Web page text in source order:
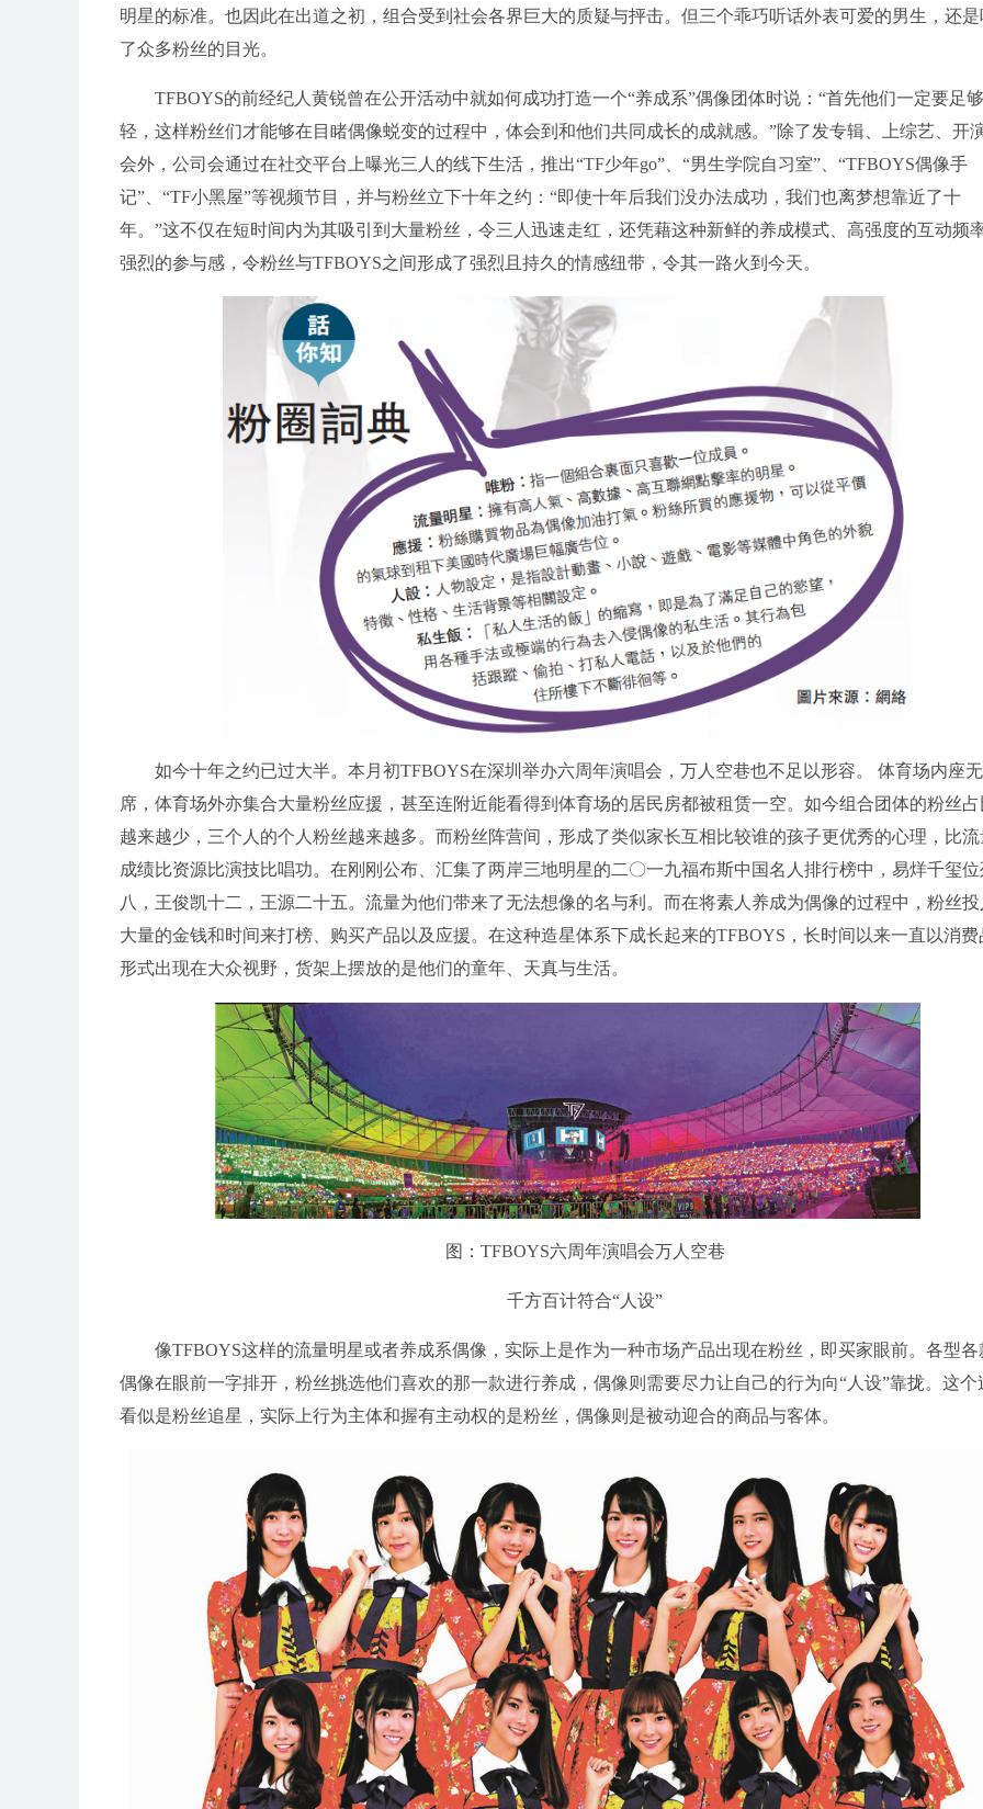
明星的标准。也因此在出道之初，组合受到社会各界巨大的质疑与抨击。但三个乖巧听话外表可爱的男生，还是
了众多粉丝的目光。
TFBOYS的前经纪人黄锐曾在公开活动中就如何成功打造一个“养成系”偶像团体时说：“首先他们一定要足
轻，这样粉丝们才能够在目睹偶像蜕变的过程中，体会到和他们共同成长的成就感。”除了发专辑、上综艺、开
会外，公司会通过在社交平台上曝光三人的线下生活，推出“TF少年go”、“男生学院自习室”、“TFBOYS偶像手
记”、“TF小黑屋”等视频节目，并与粉丝立下十年之约：“即使十年后我们没办法成功，我们也离梦想靠近了十
年。”这不仅在短时间内为其吸引到大量粉丝，令三人迅速走红，还凭藉这种新鲜的养成模式、高强度的互动频
强烈的参与感，令粉丝与TFBOYS之间形成了强烈且持久的情感纽带，令其一路火到今天。
如今十年之约已过大半。本月初TFBOYS在深圳举办六周年演唱会，万人空巷也不足以形容。 体育场内座
席，体育场外亦集合大量粉丝应援，甚至连附近能看得到体育场的居民房都被租赁一空。如今组合团体的粉丝占
越来越少，三个人的个人粉丝越来越多。而粉丝阵营间，形成了类似家长互相比较谁的孩子更优秀的心理，比流
成绩比资源比演技比唱功。在刚刚公布、汇集了两岸三地明星的二〇一九福布斯中国名人排行榜中，易烊千玺位
八，王俊凯十二，王源二十五。流量为他们带来了无法想像的名与利。而在将素人养成为偶像的过程中，粉丝投
大量的金钱和时间来打榜、购买产品以及应援。在这种造星体系下成长起来的TFBOYS，长时间以来一直以消费
形式出现在大众视野，货架上摆放的是他们的童年、天真与生活。
图：TFBOYS六周年演唱会万人空巷
千方百计符合“人设”
像TFBOYS这样的流量明星或者养成系偶像，实际上是作为一种市场产品出现在粉丝，即买家眼前。各型各
偶像在眼前一字排开，粉丝挑选他们喜欢的那一款进行养成，偶像则需要尽力让自己的行为向“人设”靠拢。这个
看似是粉丝追星，实际上行为主体和握有主动权的是粉丝，偶像则是被动迎合的商品与客体。